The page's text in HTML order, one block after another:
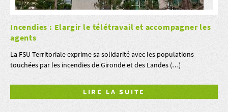
Incendies : Elargir le télétravail et accompagner les
agents
La FSU Territoriale exprime sa solidarité avec les populations
touchées par les incendies de Gironde et des Landes (…)
LIRE LA SUITE